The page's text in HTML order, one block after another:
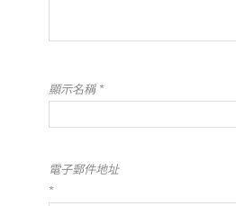
顯示名稱 *
電子郵件地址
*